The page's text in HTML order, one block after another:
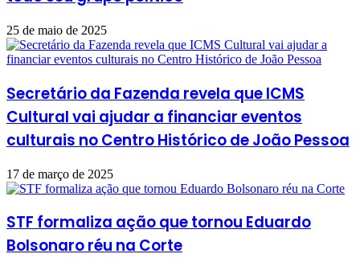
25 de maio de 2025
Secretário da Fazenda revela que ICMS
Cultural vai ajudar a financiar eventos
culturais no Centro Histórico de João Pessoa
17 de março de 2025
STF formaliza ação que tornou Eduardo
Bolsonaro réu na Corte